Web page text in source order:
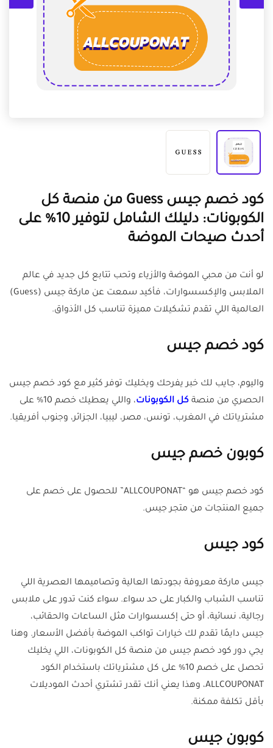
كود خصم جيس Guess من منصة كل
الكوبونات: دليلك الشامل لتوفير 10% على
أحدث صيحات الموضة
لو أنت من محبي الموضة والأزياء وتحب تتابع كل جديد في عالم
الملابس والإكسسوارات، فأكيد سمعت عن ماركة جيس (Guess)
العالمية اللي تقدم تشكيلات مميزة تناسب كل الأذواق.
كود خصم جيس
واليوم، جايب لك خبر يفرحك ويخليك توفر كثير مع كود خصم جيس
الحصري من منصة كل الكوبونات
، واللي يعطيك خصم 10% على
مشترياتك في المغرب، تونس، مصر، ليبيا، الجزائر، وجنوب أفريقيا.
كوبون خصم جيس
كود خصم جيس هو “ALLCOUPONAT” للحصول على خصم على
جميع المنتجات من متجر جيس.
كود جيس
جيس ماركة معروفة بجودتها العالية وتصاميمها العصرية اللي
تناسب الشباب والكبار على حد سواء. سواء كنت تدور على ملابس
رجالية، نسائية، أو حتى إكسسوارات مثل الساعات والحقائب،
جيس دايمًا تقدم لك خيارات تواكب الموضة بأفضل الأسعار. وهنا
يجي دور كود خصم جيس من منصة كل الكوبونات، اللي يخليك
تحصل على خصم 10% على كل مشترياتك باستخدام الكود
ALLCOUPONAT، وهذا يعني أنك تقدر تشتري أحدث الموديلات
بأقل تكلفة ممكنة.
كوبون جيس